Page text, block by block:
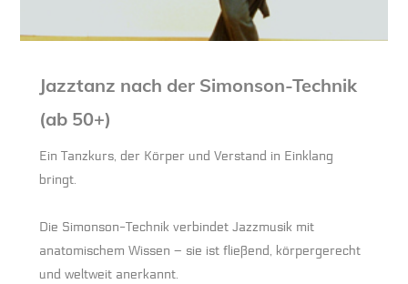
Jazztanz nach der Simonson-Technik
(ab 50+)
Ein Tanzkurs, der Körper und Verstand in Einklang
bringt.
Die Simonson-Technik verbindet Jazzmusik mit
anatomischem Wissen – sie ist fließend, körpergerecht
und weltweit anerkannt.